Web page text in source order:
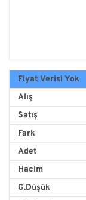
Fiyat Verisi Yok
Alış
Satış
Fark
Adet
Hacim
G.Düşük